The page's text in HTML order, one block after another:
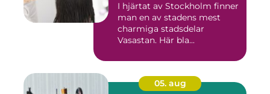
I hjärtat av Stockholm finner
man en av stadens mest
charmiga stadsdelar
Vasastan. Här bla...
05. aug